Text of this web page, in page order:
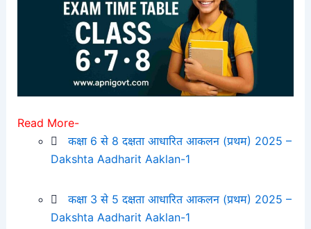
Read More-
कक्षा 6 से 8 दक्षता आधारित आकलन (प्रथम) 2025 –
Dakshta Aadharit Aaklan-1
कक्षा 3 से 5 दक्षता आधारित आकलन (प्रथम) 2025 –
Dakshta Aadharit Aaklan-1